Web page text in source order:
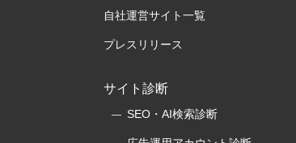
自社運営サイト一覧
プレスリリース
サイト診断
SEO・AI検索診断